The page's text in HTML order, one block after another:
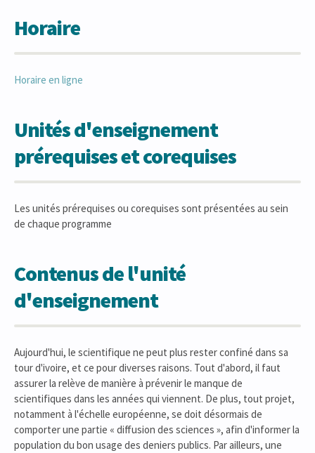
Horaire
Horaire en ligne
Unités d'enseignement
prérequises et corequises
Les unités prérequises ou corequises sont présentées au sein
de chaque programme
Contenus de l'unité
d'enseignement
Aujourd'hui, le scientifique ne peut plus rester confiné dans sa
tour d'ivoire, et ce pour diverses raisons. Tout d'abord, il faut
assurer la relève de manière à prévenir le manque de
scientifiques dans les années qui viennent. De plus, tout projet,
notamment à l'échelle européenne, se doit désormais de
comporter une partie « diffusion des sciences », afin d'informer la
population du bon usage des deniers publics. Par ailleurs, une